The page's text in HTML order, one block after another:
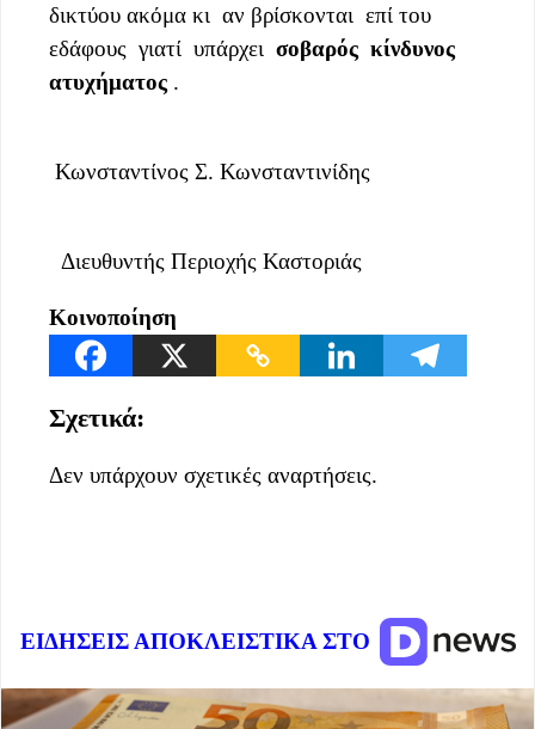
δικτύου ακόμα κι αν βρίσκονται επί του
εδάφους γιατί υπάρχει σοβαρός κίνδυνος
ατυχήματος .
Κωνσταντίνος Σ. Κωνσταντινίδης
Διευθυντής Περιοχής Καστοριάς
Κοινοποίηση
Σχετικά:
Δεν υπάρχουν σχετικές αναρτήσεις.
ΕΙΔΗΣΕΙΣ ΑΠΟΚΛΕΙΣΤΙΚΑ ΣΤΟ